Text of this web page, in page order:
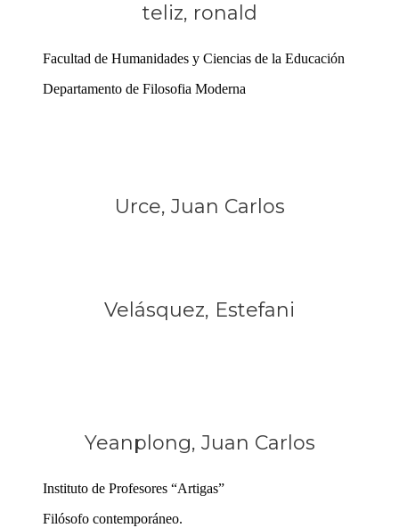
teliz, ronald
Facultad de Humanidades y Ciencias de la Educación
Departamento de Filosofia Moderna
Urce, Juan Carlos
Velásquez, Estefani
Yeanplong, Juan Carlos
Instituto de Profesores “Artigas”
Filósofo contemporáneo.